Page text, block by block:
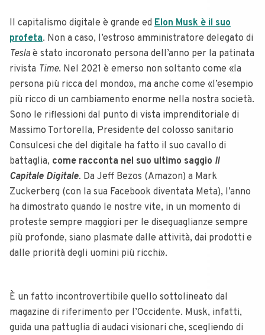
Il capitalismo digitale è grande ed Elon Musk è il suo
profeta. Non a caso, l’estroso amministratore delegato di
Tesla è stato incoronato persona dell’anno per la patinata
rivista Time. Nel 2021 è emerso non soltanto come «la
persona più ricca del mondo», ma anche come «l’esempio
più ricco di un cambiamento enorme nella nostra società.
Sono le riflessioni dal punto di vista imprenditoriale di
Massimo Tortorella, Presidente del colosso sanitario
Consulcesi che del digitale ha fatto il suo cavallo di
battaglia, come racconta nel suo ultimo saggio Il
Capitale Digitale. Da Jeff Bezos (Amazon) a Mark
Zuckerberg (con la sua Facebook diventata Meta), l’anno
ha dimostrato quando le nostre vite, in un momento di
proteste sempre maggiori per le diseguaglianze sempre
più profonde, siano plasmate dalle attività, dai prodotti e
dalle priorità degli uomini più ricchi».
È un fatto incontrovertibile quello sottolineato dal
magazine di riferimento per l’Occidente. Musk, infatti,
guida una pattuglia di audaci visionari che, scegliendo di